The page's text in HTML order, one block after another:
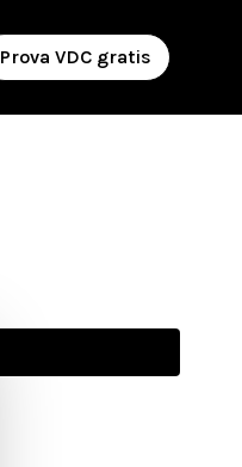
Prova VDC gratis